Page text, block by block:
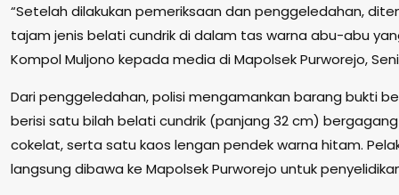
“Setelah dilakukan pemeriksaan dan penggeledahan,
tajam jenis belati cundrik di dalam tas warna abu-abu
Kompol Muljono kepada media di Mapolsek Purworejo,
Dari penggeledahan, polisi mengamankan barang bukti
berisi satu bilah belati cundrik (panjang 32 cm)
cokelat, serta satu kaos lengan pendek warna hitam.
langsung dibawa ke Mapolsek Purworejo untuk